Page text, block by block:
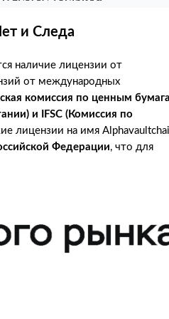
и Следа
наличие лицензии от
от международных
комиссия по ценным
и IFSC (Комиссия по
лицензии на имя
Федерации, что для